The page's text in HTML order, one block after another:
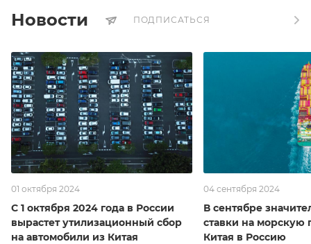
Новости ПОДПИСАТЬСЯ
01 октября 2024
С 1 октября 2024 года в России
вырастет утилизационный сбор
на автомобили из Китая
04 сентября 2024
В сентябре
ставки на морскую
Китая в Россию